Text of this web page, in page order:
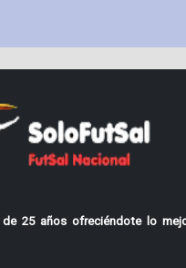
25 años ofreciéndote lo